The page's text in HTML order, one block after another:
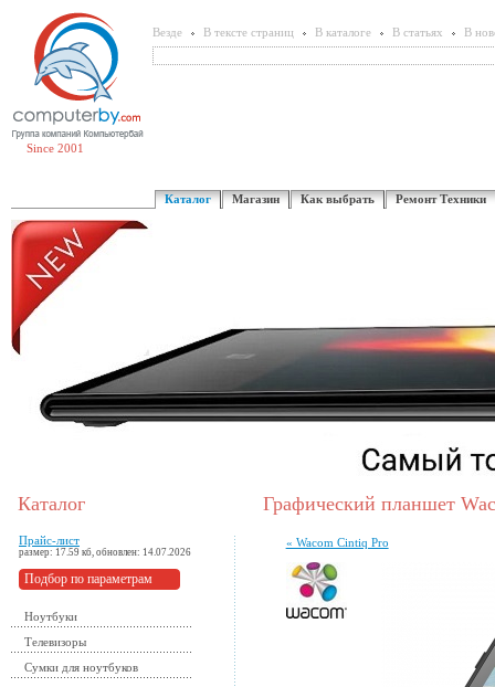
Since 2001
Везде В тексте страниц В каталоге В статьях В
Каталог Магазин Как выбрать Ремонт Техники
Каталог
Прайс-лист
размер: 17.59 кб, обновлен: 14.07.2026
Подбор по параметрам
Ноутбуки
Телевизоры
Сумки для ноутбуков
Графический планшет
« Wacom Cintiq Pro